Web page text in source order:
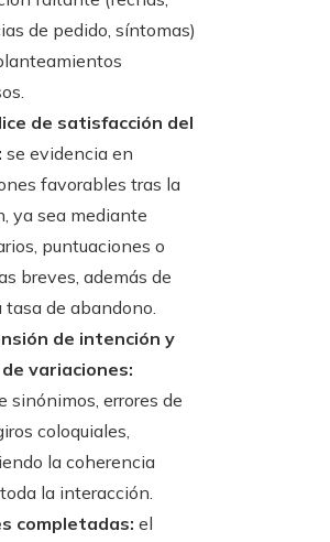
de pedido, síntomas)
de satisfacción del
se evidencia en
favorables tras la
ya sea mediante
puntuaciones o
breves, además de
tasa de abandono.
de intención y
variaciones:
sinónimos, errores de
coloquiales,
la coherencia
la interacción.
completadas: el